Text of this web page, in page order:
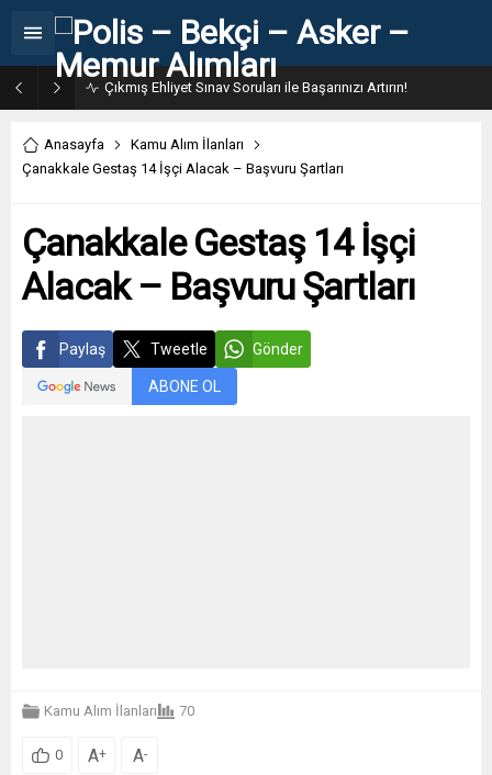
Çıkmış Ehliyet Sınav Soruları ile Başarınızı Artırın!
Anasayfa
Kamu Alım İlanları
Çanakkale Gestaş 14 İşçi Alacak – Başvuru Şartları
Çanakkale Gestaş 14 İşçi
Alacak – Başvuru Şartları
Paylaş Tweetle Gönder
ABONE OL
Kamu Alım İlanları 70
0 A+ A-